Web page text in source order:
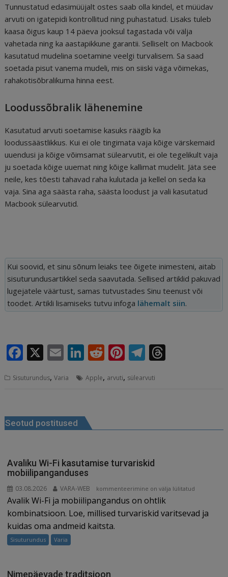
Tunnustatud edasimüüjalt ostes saab olla kindel, et müüdav
arvuti on igatepidi kontrollitud ning puhastatud. Lisaks tuleb
kaasa õigus kaup 14 päeva jooksul tagastada või välja
vahetada ning ka aastapikkune garantii. Selliselt on Macbook
kasutatud mudelina soetamine veelgi turvalisem. Sa saad
soetada pisut vanema mudeli, mis on siiski väga võimekas,
rahakotisõbralikuma hinna eest.
Loodussõbralik lähenemine
Kasutatud arvuti soetamise kasuks räägib ka
loodussäästlikkus. Kui ei ole tingimata vaja kõige värskemaid
uuendusi ja kõige võimsamat sülearvutit, ei ole tegelikult vaja
ju soetada kõige uuemat ning kõige kallimat mudelit. Jäta see
neile, kes tõesti tahavad raha kulutada ja kellel on seda ka
vaja. Sina aga säästa raha, säästa loodust ja vali kasutatud
Macbook sülearvutid.
Kui soovid, et sinu sõnum leiaks tee õigete inimesteni, aitab
sisuturundusartikkel seda saavutada. Sellised artiklid pakuvad
lugejatele väärtust, samas tutvustades Sinu teenust või
toodet. Artikli lisamiseks tutvu infoga lähemalt siin.
F
c
b
o
k
X E
ai
Li
k
dI
n
R
d
Pi
te
st
T
e
m d
Sisuturundus,Varia Apple, arvuti, sülearvuti
Seotud postitused
Avaliku Wi-Fi kasutamise turvariskid
mobiilipanganduses
03.08.2026 VARA-WEB
Avaliku
Wi-
Fi
kasutamise
kommenteerimine on välja lülitatud
Avalik Wi-Fi ja mobiilipangandus on ohtlik
kombinatsioon. Loe, millised turvariskid varitsevad ja
kuidas oma andmeid kaitsta.
Sisuturundus Varia
Nimepäevade traditsioon